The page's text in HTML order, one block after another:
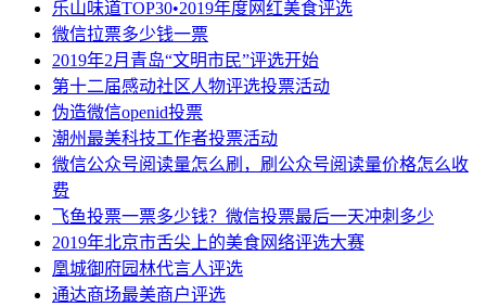
乐山味道TOP30•2019年度网红美食评选
微信拉票多少钱一票
2019年2月青岛“文明市民”评选开始
第十二届感动社区人物评选投票活动
伪造微信openid投票
潮州最美科技工作者投票活动
微信公众号阅读量怎么刷，刷公众号阅读量价格怎么收
费
飞鱼投票一票多少钱？微信投票最后一天冲刺多少
2019年北京市舌尖上的美食网络评选大赛
凰城御府园林代言人评选
通达商场最美商户评选